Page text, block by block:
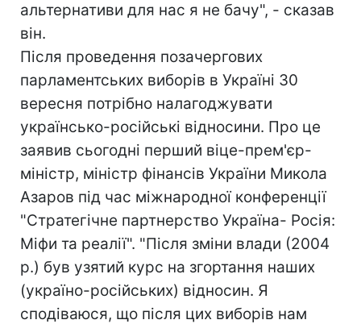
альтернативи для нас я не бачу", - сказав
він.
Після проведення позачергових
парламентських виборів в Україні 30
вересня потрібно налагоджувати
українсько-російські відносини. Про це
заявив сьогодні перший віце-прем'єр-
міністр, міністр фінансів України Микола
Азаров під час міжнародної конференції
"Стратегічне партнерство Україна- Росія:
Міфи та реалії". "Після зміни влади (2004
р.) був узятий курс на згортання наших
(україно-російських) відносин. Я
сподіваюся, що після цих виборів нам